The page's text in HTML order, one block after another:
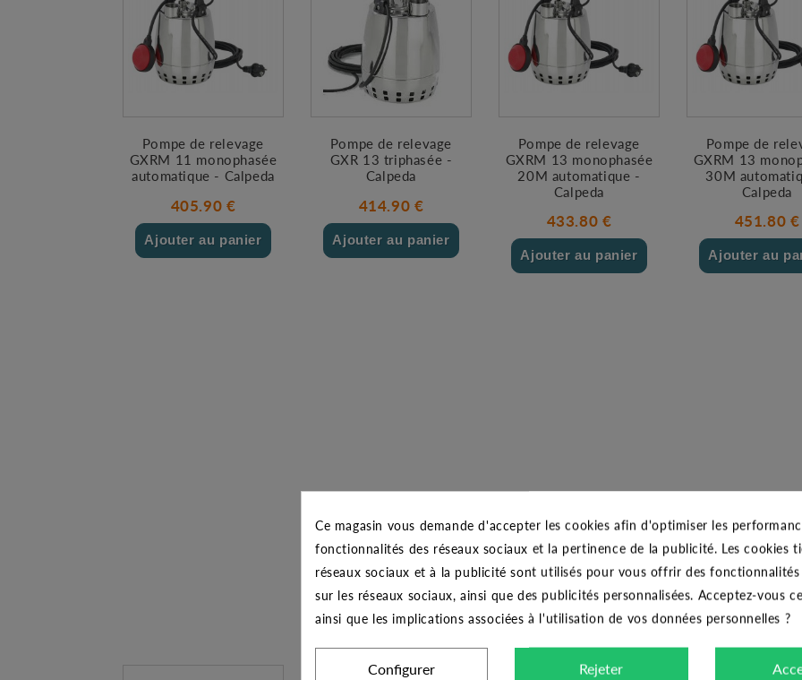
Pompe de relevage
GXRM 11 monophasée
automatique - Calpeda
405.90 €
Ajouter au panier
Pompe de relevage
GXR 13 triphasée -
Calpeda
414.90 €
Ajouter au panier
Pompe de relevage
GXRM 13 monophasée
20M automatique -
Calpeda
433.80 €
Ajouter au panier
Pompe de
GXRM 13
30M
Calpeda
451.80 €
Ajouter au
Ce magasin vous demande d'accepter les cookies afin d'optimiser les
fonctionnalités des réseaux sociaux et la pertinence de la publicité. Les cookies
réseaux sociaux et à la publicité sont utilisés pour vous offrir des
sur les réseaux sociaux, ainsi que des publicités personnalisées. Acceptez-vous
ainsi que les implications associées à l'utilisation de vos données personnelles ?
Configurer Rejeter